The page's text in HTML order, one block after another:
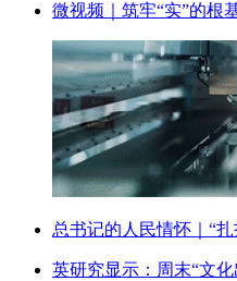
微视频｜筑牢“实”的根
总书记的人民情怀｜“
英研究显示：周末“文